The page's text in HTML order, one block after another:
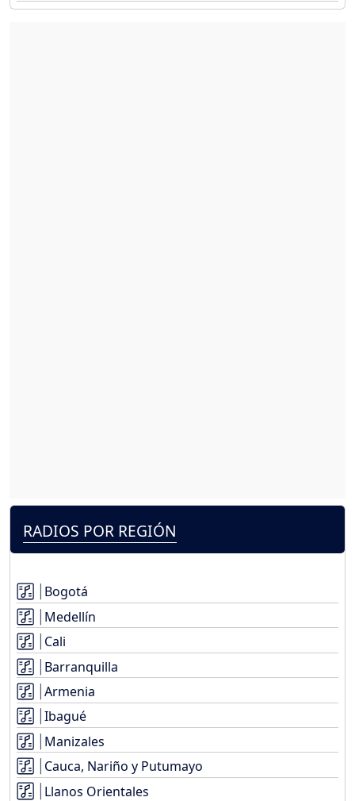
RADIOS POR REGIÓN
Bogotá
Medellín
Cali
Barranquilla
Armenia
Ibagué
Manizales
Cauca, Nariño y Putumayo
Llanos Orientales